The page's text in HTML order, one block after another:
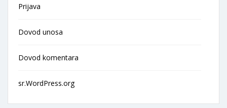
Prijava
Dovod unosa
Dovod komentara
sr.WordPress.org